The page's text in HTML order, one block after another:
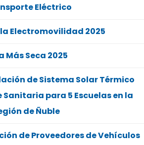
Eléctrico
Electromovilidad 2025
Más Seca 2025
de Sistema Solar Térmico
para 5 Escuelas en la
de Ñuble
de Proveedores de Vehículos